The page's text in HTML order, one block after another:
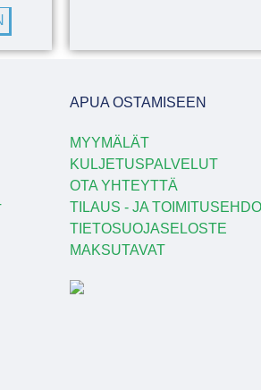
APUA OSTAMISEEN
MYYMÄLÄT
KULJETUSPALVELUT
OTA YHTEYTTÄ
TILAUS - JA
TIETOSUOJASELOSTE
MAKSUTAVAT